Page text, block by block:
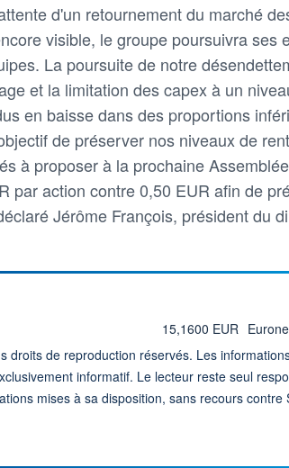
d'un retournement du marché
visible, le groupe poursuivra ses
La poursuite de notre
et la limitation des capex à un
en baisse dans des proportions
de préserver nos niveaux de
à proposer à la prochaine
par action contre 0,50 EUR afin de
Jérôme François, président du
15,1600 EUR
droits de reproduction réservés. Les
informatif. Le lecteur reste seul
mises à sa disposition, sans recours contre